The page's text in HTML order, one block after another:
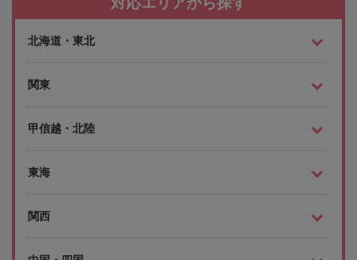
北海道・東北
関東
甲信越・北陸
東海
関西